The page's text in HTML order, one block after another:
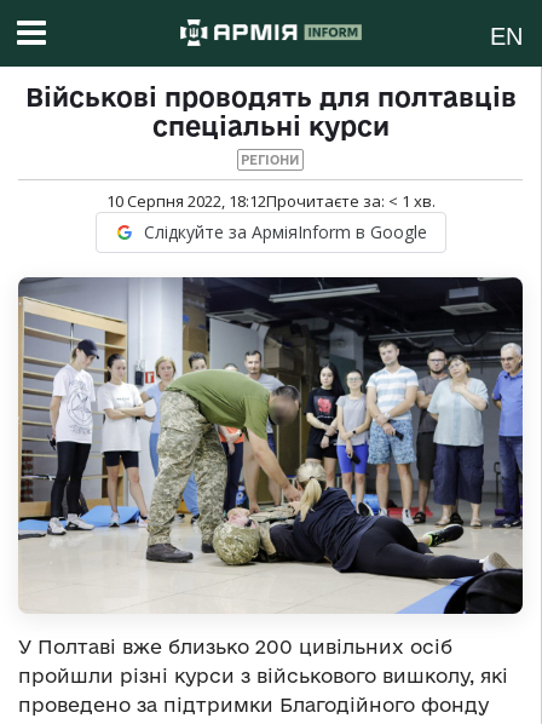
EN
Військові проводять для полтавців
спеціальні курси
РЕГІОНИ
10 Серпня 2022, 18:12Прочитаєте за: < 1 хв.
Слідкуйте за АрміяInform в Google
У Полтаві вже близько 200 цивільних осіб
пройшли різні курси з військового вишколу, які
проведено за підтримки Благодійного фонду